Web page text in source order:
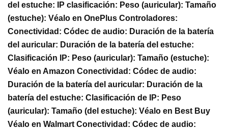
del estuche: IP clasificación: Peso (auricular): Tamaño
(estuche): Véalo en OnePlus Controladores:
Conectividad: Códec de audio: Duración de la batería
del auricular: Duración de la batería del estuche:
Clasificación IP: Peso (auricular): Tamaño (estuche):
Véalo en Amazon Conectividad: Códec de audio:
Duración de la batería del auricular: Duración de la
batería del estuche: Clasificación de IP: Peso
(auricular): Tamaño (del estuche): Véalo en Best Buy
Véalo en Walmart Conectividad: Códec de audio: